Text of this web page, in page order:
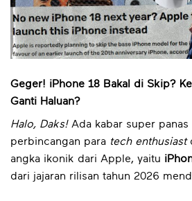
Geger! iPhone 18 Bakal di Skip?
Ganti Haluan?
Halo, Daks!Ada kabar super panas
perbincangan para tech enthusiast
angka ikonik dari Apple, yaitu
dari jajaran rilisan tahun 2026